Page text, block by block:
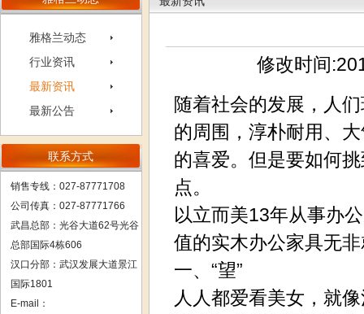
雅格兰动态
行业资讯
最新资讯
最新公告
联系方式
销售专线：027-87771708
公司传真：027-87771766
武昌总部： 光谷大道62号光谷
总部国际4栋606
汉口分部：武汉发展大道景江
国际1801
E-mail：
修改时间
随着社会的发展，人
的周围，淳朴耐用、
的喜爱。但是要如何
点。
以立而美13年从事办
值的实木办公家具无非
一、“望”
人人都爱看美女，就